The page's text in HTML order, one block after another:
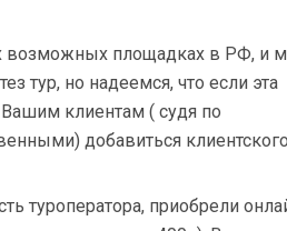
возможных площадках в РФ, и
тур, но надеемся, что если эта
клиентам ( судя по
добавиться клиентского
туроператора, приобрели